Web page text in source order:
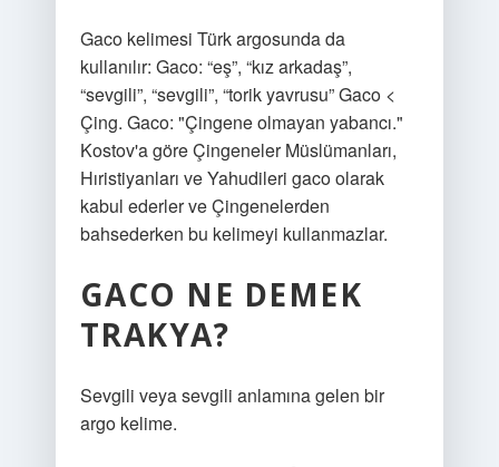
Gaco kelimesi Türk argosunda da
kullanılır: Gaco: “eş”, “kız arkadaş”,
“sevgili”, “sevgili”, “torik yavrusu” Gaco <
Çing. Gaco: "Çingene olmayan yabancı."
Kostov'a göre Çingeneler Müslümanları,
Hıristiyanları ve Yahudileri gaco olarak
kabul ederler ve Çingenelerden
bahsederken bu kelimeyi kullanmazlar.
GACO NE DEMEK
TRAKYA?
Sevgili veya sevgili anlamına gelen bir
argo kelime.